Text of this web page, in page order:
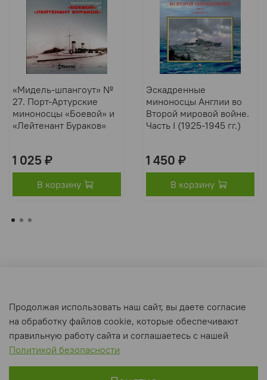
«Мидель-шпангоут» №
27. Порт-Артурские
миноносцы «Боевой» и
«Лейтенант Бураков»
1 025 ₽
В корзину
Эскадренные
миноносцы Англии во
Второй мировой войне.
Часть I (1925-1945 гг.)
1 450 ₽
В корзину
Пользовательское соглашение
Условия обмена и возврата
Интернет-магазин создан на inSales
Продолжая использовать наш сайт, вы даете согласие
на обработку файлов cookie, которые обеспечивают
правильную работу сайта и соглашаетесь с нашей
Политикой безопасности